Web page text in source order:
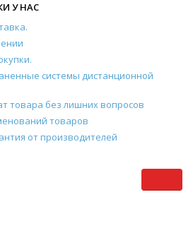
У НАС
системы дистанционной
товара без лишних вопросов
товаров
от производителей